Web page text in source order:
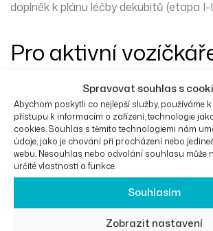
Spravovat souhlas s
Abychom poskytli co nejlepší služby, používáme
přístupu k informacím o zařízení, technologie
cookies. Souhlas s těmito technologiemi nám
údaje, jako je chování při procházení nebo
webu. Nesouhlas nebo odvolání souhlasu může
určité vlastnosti a funkce.
Souhlasím
Zobrazit nastavení
doplněk k plánu léčby dekubitů (etapa I-
Pro aktivní
Optimální regulace teploty a vlhkosti
Plně prát v pračce na 60° *
Ideální pro uživatele, kteří se často
a na vozík
Vynikající boční a čelní stabilita
Obsahuje šikovnou úložnou kapsu,